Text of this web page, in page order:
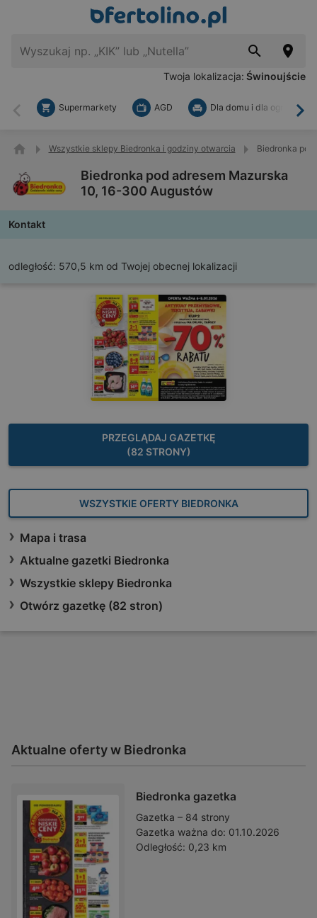
Twoja lokalizacja: Świnoujście
Wstecz
Supermarkety AGD Dla domu i dla ogrodu
Wszystkie sklepy Biedronka i godziny otwarcia Biedronka
Biedronka pod adresem Mazurska
10, 16-300 Augustów
Kontakt
odległość: 570,5 km od Twojej obecnej lokalizacji
PRZEGLĄDAJ GAZETKĘ
(82 STRONY)
WSZYSTKIE OFERTY BIEDRONKA
Mapa i trasa
Aktualne gazetki Biedronka
Wszystkie sklepy Biedronka
Otwórz gazetkę (82 stron)
Aktualne oferty w Biedronka
Biedronka gazetka
Gazetka – 84 strony
Gazetka ważna do: 01.10.2026
Odległość: 0,23 km